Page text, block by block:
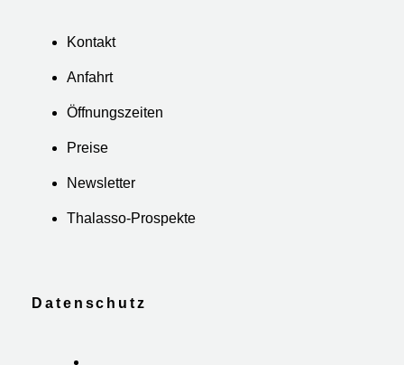
Kontakt
Anfahrt
Öffnungszeiten
Preise
Newsletter
Thalasso-Prospekte
Datenschutz